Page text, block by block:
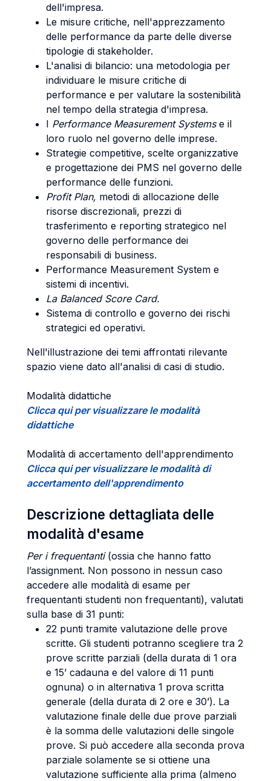
dell'impresa.
Le misure critiche, nell'apprezzamento
delle performance da parte delle diverse
tipologie di stakeholder.
L'analisi di bilancio: una metodologia per
individuare le misure critiche di
performance e per valutare la sostenibilità
nel tempo della strategia d'impresa.
I Performance Measurement Systems e il
loro ruolo nel governo delle imprese.
Strategie competitive, scelte organizzative
e progettazione dei PMS nel governo delle
performance delle funzioni.
Profit Plan, metodi di allocazione delle
risorse discrezionali, prezzi di
trasferimento e reporting strategico nel
governo delle performance dei
responsabili di business.
Performance Measurement System e
sistemi di incentivi.
La Balanced Score Card.
Sistema di controllo e governo dei rischi
strategici ed operativi.
Nell'illustrazione dei temi affrontati rilevante
spazio viene dato all'analisi di casi di studio.
Modalità didattiche
Clicca qui per visualizzare le modalità
didattiche
Modalità di accertamento dell'apprendimento
Clicca qui per visualizzare le modalità di
accertamento dell'apprendimento
Descrizione dettagliata delle
modalità d'esame
Per i frequentanti(ossia che hanno fatto
l’assignment. Non possono in nessun caso
accedere alle modalità di esame per
frequentanti studenti non frequentanti), valutati
sulla base di 31 punti:
22 punti tramite valutazione delle prove
scritte. Gli studenti potranno scegliere tra 2
prove scritte parziali (della durata di 1 ora
e 15’ cadauna e del valore di 11 punti
ognuna) o in alternativa 1 prova scritta
generale (della durata di 2 ore e 30’). La
valutazione finale delle due prove parziali
è la somma delle valutazioni delle singole
prove. Si può accedere alla seconda prova
parziale solamente se si ottiene una
valutazione sufficiente alla prima (almeno